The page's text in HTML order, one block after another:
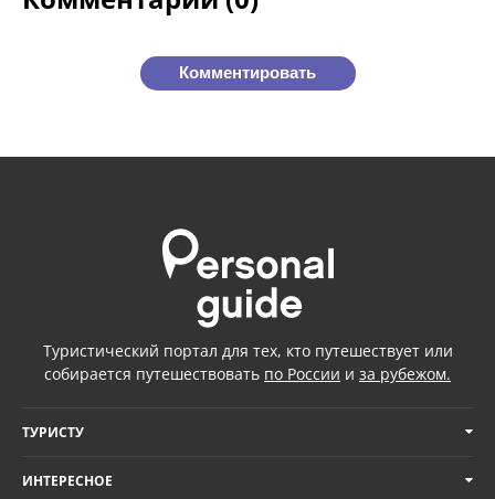
Комментировать
Туристический портал для тех, кто путешествует или
собирается путешествовать по России и за рубежом.
ТУРИСТУ
ИНТЕРЕСНОЕ